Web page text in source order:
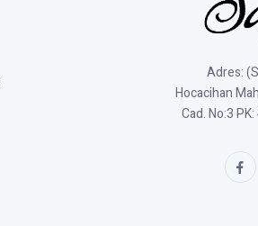
Adres:
Hocacihan
Cad. No:3